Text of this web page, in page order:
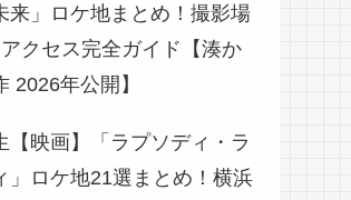
来」ロケ地まとめ！撮影場
クセス完全ガイド【湊か
2026年公開】
【映画】「ラプソディ・ラ
」ロケ地21選まとめ！横浜